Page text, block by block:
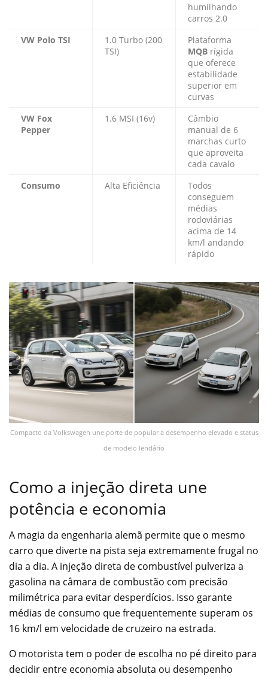
humilhando
carros 2.0
VW Polo TSI
1.0 Turbo (200
TSI)
Plataforma
MQB rígida
que oferece
estabilidade
superior em
curvas
VW Fox
Pepper
1.6 MSI (16v)
Câmbio
manual de 6
marchas curto
que aproveita
cada cavalo
Consumo
Alta Eficiência
Todos
conseguem
médias
rodoviárias
acima de 14
km/l andando
rápido
Compacto da Volkswagen une porte de popular a desempenho elevado e status
de modelo lendário
Como a injeção direta une
potência e economia
A magia da engenharia alemã permite que o mesmo
carro que diverte na pista seja extremamente frugal no
dia a dia. A injeção direta de combustível pulveriza a
gasolina na câmara de combustão com precisão
milimétrica para evitar desperdícios. Isso garante
médias de consumo que frequentemente superam os
16 km/l em velocidade de cruzeiro na estrada.
O motorista tem o poder de escolha no pé direito para
decidir entre economia absoluta ou desempenho